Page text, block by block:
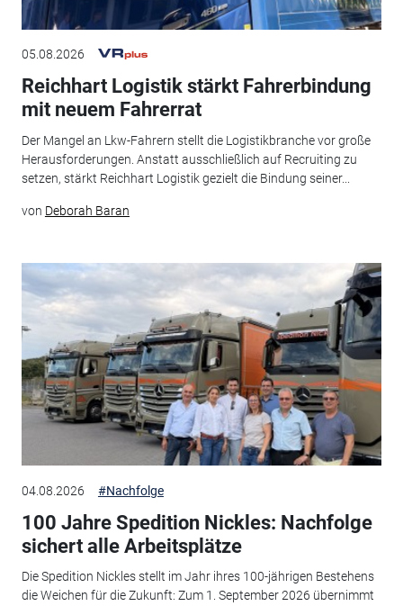
05.08.2026
Reichhart Logistik stärkt Fahrerbindung
mit neuem Fahrerrat
Der Mangel an Lkw-Fahrern stellt die Logistikbranche vor große
Herausforderungen. Anstatt ausschließlich auf Recruiting zu
setzen, stärkt Reichhart Logistik gezielt die Bindung seiner...
von Deborah Baran
04.08.2026 #Nachfolge
100 Jahre Spedition Nickles: Nachfolge
sichert alle Arbeitsplätze
Die Spedition Nickles stellt im Jahr ihres 100-jährigen Bestehens
die Weichen für die Zukunft: Zum 1. September 2026 übernimmt